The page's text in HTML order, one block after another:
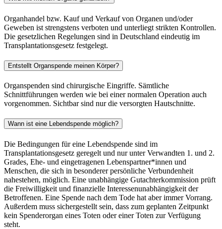
Organhandel bzw. Kauf und Verkauf von Organen und/oder
Geweben ist strengstens verboten und unterliegt strikten Kontrollen.
Die gesetzlichen Regelungen sind in Deutschland eindeutig im
Transplantationsgesetz festgelegt.
Entstellt Organspende meinen Körper?
Organspenden sind chirurgische Eingriffe. Sämtliche
Schnittführungen werden wie bei einer normalen Operation auch
vorgenommen. Sichtbar sind nur die versorgten Hautschnitte.
Wann ist eine Lebendspende möglich?
Die Bedingungen für eine Lebendspende sind im
Transplantationsgesetz geregelt und nur unter Verwandten 1. und 2.
Grades, Ehe- und eingetragenen Lebenspartner*innen und
Menschen, die sich in besonderer persönliche Verbundenheit
nahestehen, möglich. Eine unabhängige Gutachterkommission prüft
die Freiwilligkeit und finanzielle Interessenunabhängigkeit der
Betroffenen. Eine Spende nach dem Tode hat aber immer Vorrang.
Außerdem muss sichergestellt sein, dass zum geplanten Zeitpunkt
kein Spenderorgan eines Toten oder einer Toten zur Verfügung
steht.